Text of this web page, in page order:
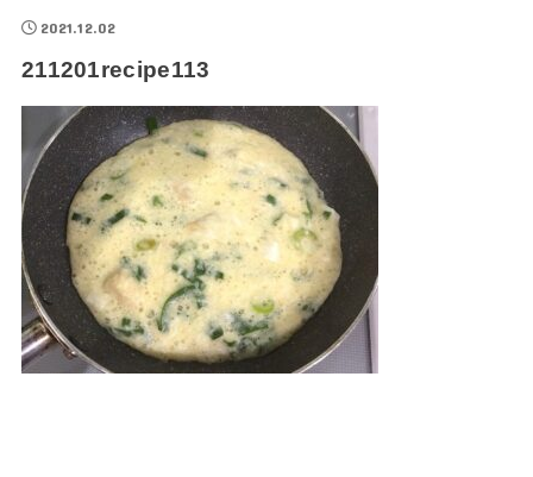
2021.12.02
211201recipe113